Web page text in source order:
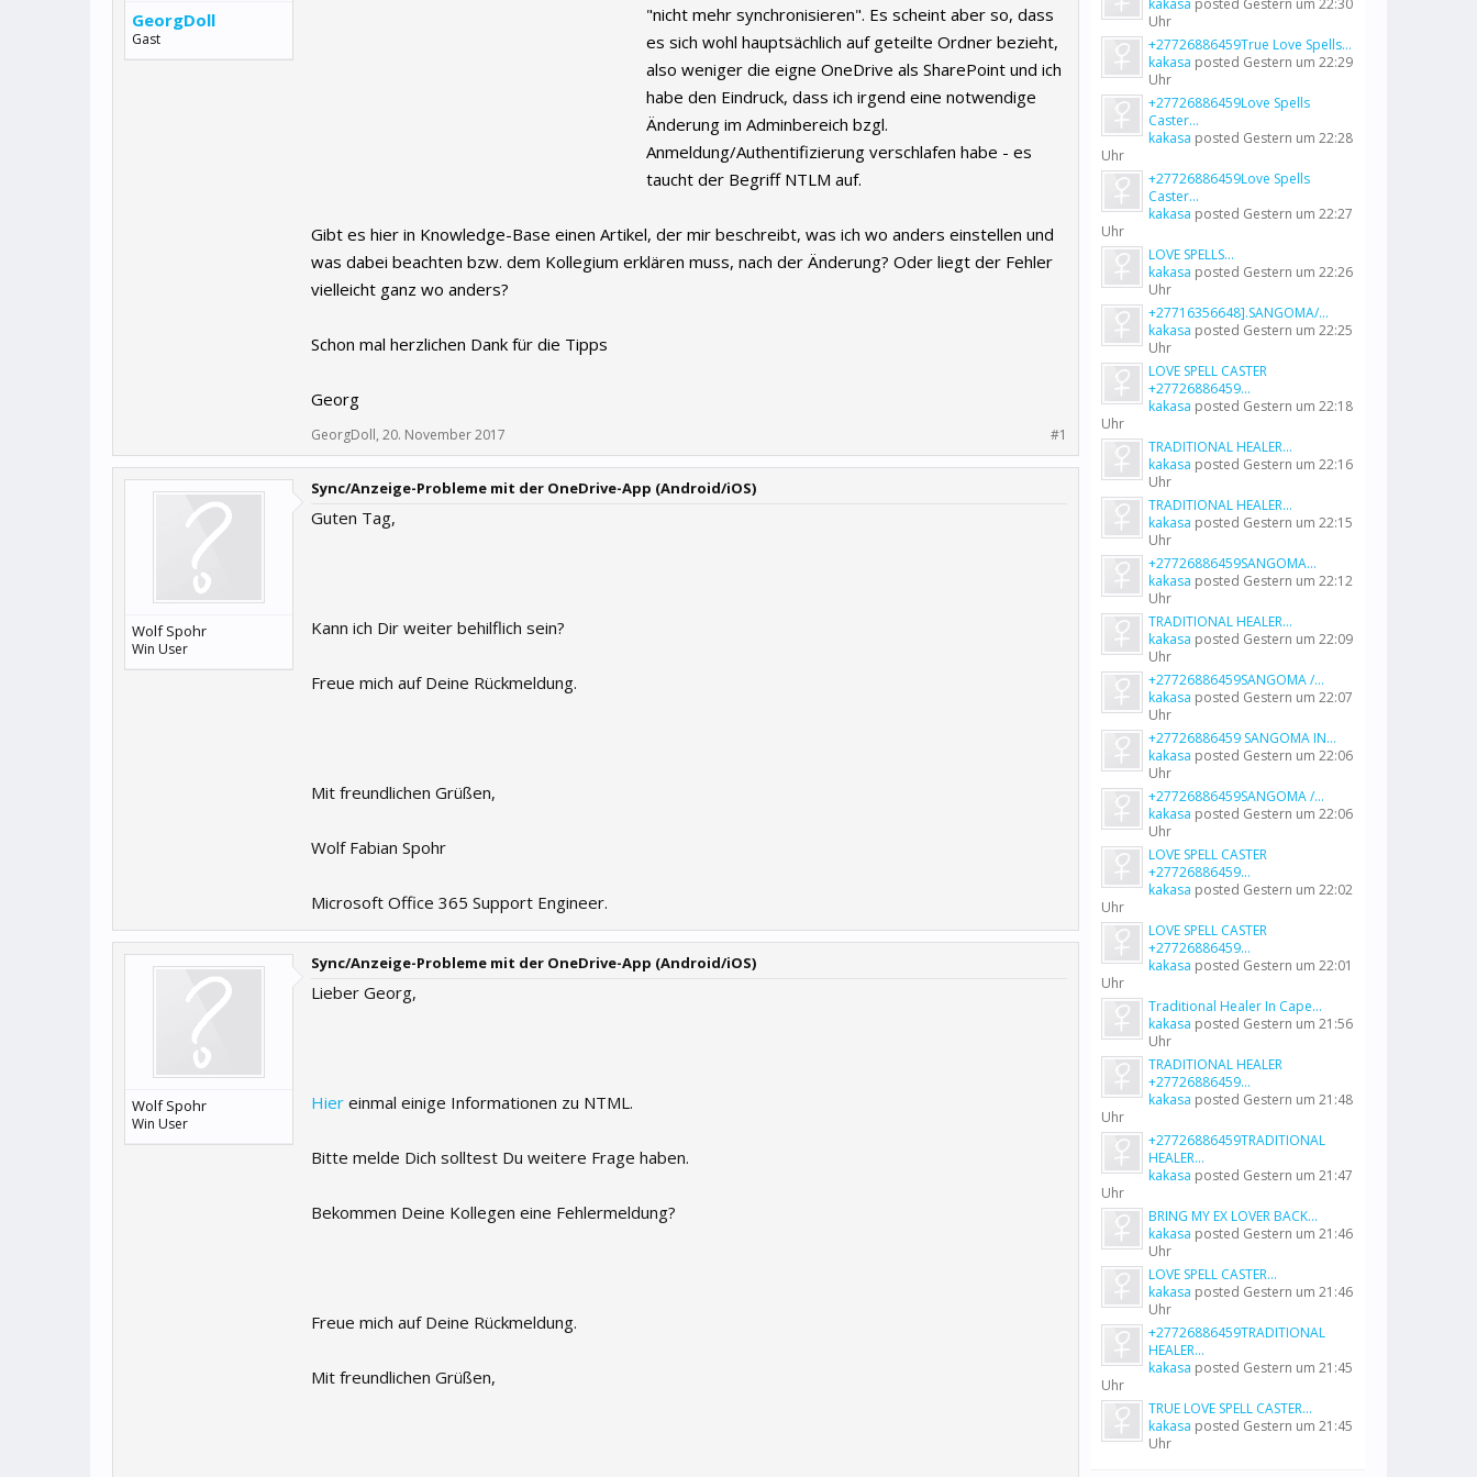
GeorgDoll
Gast
"nicht mehr synchronisieren". Es scheint aber so, dass
es sich wohl hauptsächlich auf geteilte Ordner bezieht,
also weniger die eigne OneDrive als SharePoint und ich
habe den Eindruck, dass ich irgend eine notwendige
Änderung im Adminbereich bzgl.
Anmeldung/Authentifizierung verschlafen habe - es
taucht der Begriff NTLM auf.
Gibt es hier in Knowledge-Base einen Artikel, der mir beschreibt, was ich wo anders einstellen und
was dabei beachten bzw. dem Kollegium erklären muss, nach der Änderung? Oder liegt der Fehler
vielleicht ganz wo anders?
Schon mal herzlichen Dank für die Tipps
Georg
GeorgDoll, 20. November 2017 #1
Wolf Spohr
Win User
Sync/Anzeige-Probleme mit der OneDrive-App (Android/iOS)
Guten Tag,
Kann ich Dir weiter behilflich sein?
Freue mich auf Deine Rückmeldung.
Mit freundlichen Grüßen,
Wolf Fabian Spohr
Microsoft Office 365 Support Engineer.
Wolf Spohr
Win User
Sync/Anzeige-Probleme mit der OneDrive-App (Android/iOS)
Lieber Georg,
Hier einmal einige Informationen zu NTML.
Bitte melde Dich solltest Du weitere Frage haben.
Bekommen Deine Kollegen eine Fehlermeldung?
Freue mich auf Deine Rückmeldung.
Mit freundlichen Grüßen,
kakasa posted Gestern um 22:30
Uhr
+27726886459True Love Spells...
kakasa posted Gestern um 22:29
Uhr
+27726886459Love Spells
Caster...
kakasa posted Gestern um 22:28
Uhr
+27726886459Love Spells
Caster...
kakasa posted Gestern um 22:27
Uhr
LOVE SPELLS...
kakasa posted Gestern um 22:26
Uhr
+27716356648].SANGOMA/...
kakasa posted Gestern um 22:25
Uhr
LOVE SPELL CASTER
+27726886459...
kakasa posted Gestern um 22:18
Uhr
TRADITIONAL HEALER...
kakasa posted Gestern um 22:16
Uhr
TRADITIONAL HEALER...
kakasa posted Gestern um 22:15
Uhr
+27726886459SANGOMA...
kakasa posted Gestern um 22:12
Uhr
TRADITIONAL HEALER...
kakasa posted Gestern um 22:09
Uhr
+27726886459SANGOMA /...
kakasa posted Gestern um 22:07
Uhr
+27726886459 SANGOMA IN...
kakasa posted Gestern um 22:06
Uhr
+27726886459SANGOMA /...
kakasa posted Gestern um 22:06
Uhr
LOVE SPELL CASTER
+27726886459...
kakasa posted Gestern um 22:02
Uhr
LOVE SPELL CASTER
+27726886459...
kakasa posted Gestern um 22:01
Uhr
Traditional Healer In Cape...
kakasa posted Gestern um 21:56
Uhr
TRADITIONAL HEALER
+27726886459...
kakasa posted Gestern um 21:48
Uhr
+27726886459TRADITIONAL
HEALER...
kakasa posted Gestern um 21:47
Uhr
BRING MY EX LOVER BACK...
kakasa posted Gestern um 21:46
Uhr
LOVE SPELL CASTER...
kakasa posted Gestern um 21:46
Uhr
+27726886459TRADITIONAL
HEALER...
kakasa posted Gestern um 21:45
Uhr
TRUE LOVE SPELL CASTER...
kakasa posted Gestern um 21:45
Uhr